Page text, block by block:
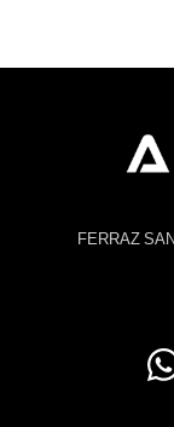
FERRAZ